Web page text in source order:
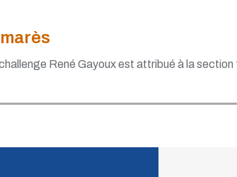
René Gayoux est attribué à la